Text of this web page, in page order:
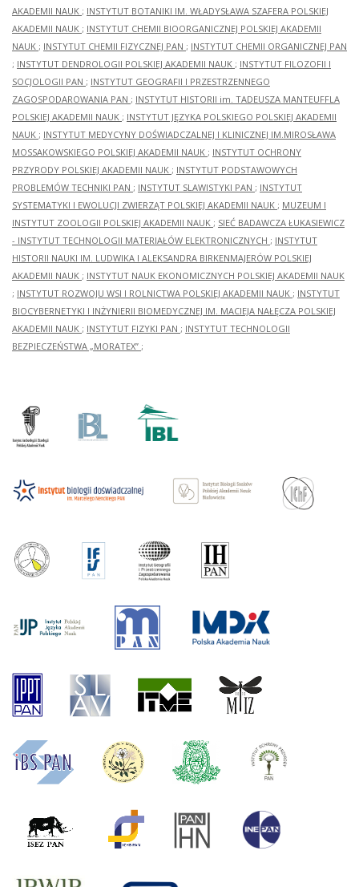
AKADEMII NAUK ; INSTYTUT BOTANIKI IM. WŁADYSŁAWA SZAFERA POLSKIEJ
AKADEMII NAUK ; INSTYTUT CHEMII BIOORGANICZNEJ POLSKIEJ AKADEMII
NAUK ; INSTYTUT CHEMII FIZYCZNEJ PAN ; INSTYTUT CHEMII ORGANICZNEJ PAN
; INSTYTUT DENDROLOGII POLSKIEJ AKADEMII NAUK ; INSTYTUT FILOZOFII I
SOCJOLOGII PAN ; INSTYTUT GEOGRAFII I PRZESTRZENNEGO
ZAGOSPODAROWANIA PAN ; INSTYTUT HISTORII im. TADEUSZA MANTEUFFLA
POLSKIEJ AKADEMII NAUK ; INSTYTUT JĘZYKA POLSKIEGO POLSKIEJ AKADEMII
NAUK ; INSTYTUT MEDYCYNY DOŚWIADCZALNEJ I KLINICZNEJ IM.MIROSŁAWA
MOSSAKOWSKIEGO POLSKIEJ AKADEMII NAUK ; INSTYTUT OCHRONY
PRZYRODY POLSKIEJ AKADEMII NAUK ; INSTYTUT PODSTAWOWYCH
PROBLEMÓW TECHNIKI PAN ; INSTYTUT SLAWISTYKI PAN ; INSTYTUT
SYSTEMATYKI I EWOLUCJI ZWIERZĄT POLSKIEJ AKADEMII NAUK ; MUZEUM I
INSTYTUT ZOOLOGII POLSKIEJ AKADEMII NAUK ; SIEĆ BADAWCZA ŁUKASIEWICZ
- INSTYTUT TECHNOLOGII MATERIAŁÓW ELEKTRONICZNYCH ; INSTYTUT
HISTORII NAUKI IM. LUDWIKA I ALEKSANDRA BIRKENMAJERÓW POLSKIEJ
AKADEMII NAUK ; INSTYTUT NAUK EKONOMICZNYCH POLSKIEJ AKADEMII NAUK
; INSTYTUT ROZWOJU WSI I ROLNICTWA POLSKIEJ AKADEMII NAUK ; INSTYTUT
BIOCYBERNETYKI I INŻYNIERII BIOMEDYCZNEJ IM. MACIEJA NAŁĘCZA POLSKIEJ
AKADEMII NAUK ; INSTYTUT FIZYKI PAN ; INSTYTUT TECHNOLOGII
BEZPIECZEŃSTWA „MORATEX” ;